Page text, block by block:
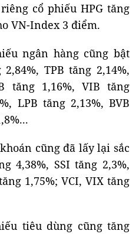
cổ phiếu HPG tăng
VN-Index 3 điểm.
ngân hàng cũng bật
TPB tăng 2,14%,
tăng 1,16%, VIB tăng
LPB tăng 2,13%, BVB
cũng đã lấy lại sắc
4,38%, SSI tăng 2,3%,
1,75%; VCI, VIX tăng
tiêu dùng cũng tăng